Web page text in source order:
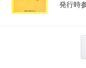
発行時